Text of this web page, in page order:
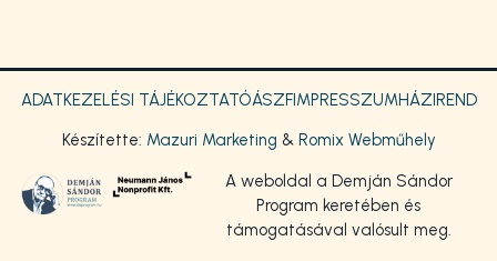
ADATKEZELÉSI TÁJÉKOZTATÓÁSZFIMPRESSZUMHÁZIREND
Készítette: Mazuri Marketing & Romix Webműhely
A weboldal a Demján Sándor
Program keretében és
támogatásával valósult meg.